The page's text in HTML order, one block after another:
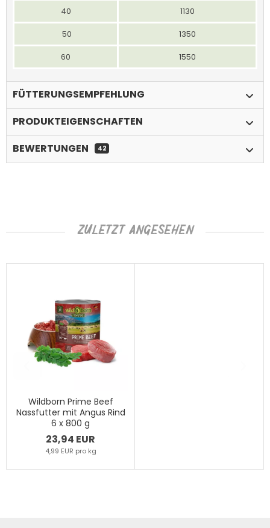
40
1130
50
1350
60
1550
FÜTTERUNGSEMPFEHLUNG
PRODUKTEIGENSCHAFTEN
BEWERTUNGEN
42
ZULETZT ANGESEHEN
Wildborn Prime Beef
Nassfutter mit Angus Rind
6 x 800 g
23,94 EUR
4,99 EUR pro kg